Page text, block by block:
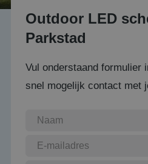
Outdoor LED
Parkstad
Vul onderstaand formulier
snel mogelijk contact met